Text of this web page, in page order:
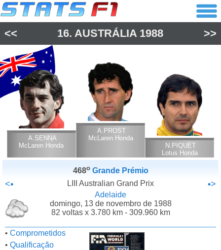
<< 16.AUSTRÁLIA 1988 >>
A.SENNA
McLaren Honda
A.PROST
McLaren Honda
N.PIQUET
Lotus Honda
468o Grande Prémio
<• LIII Australian Grand Prix •>
Adelaide
domingo, 13 de novembro de 1988
82 voltas x 3.780 km - 309.960 km
• Comprometidos
• Qualificação